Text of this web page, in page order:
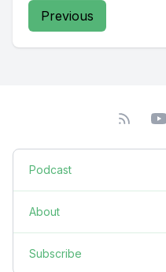
Previous
Podcast
About
Subscribe